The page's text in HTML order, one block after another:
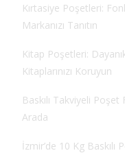
Kırtasiye Poşetleri:
Markanızı Tanıtın
Kitap Poşetleri:
Kitaplarınızı Koruyun
Baskılı Takviyeli Poşet
Arada
İzmir’de 10 Kg